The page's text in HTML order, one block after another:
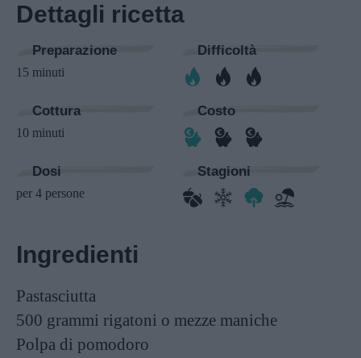
Dettagli ricetta
Preparazione
15 minuti
Difficoltà
Cottura
10 minuti
Costo
Dosi
per 4 persone
Stagioni
Ingredienti
Pastasciutta
500 grammi rigatoni o mezze maniche
Polpa di pomodoro